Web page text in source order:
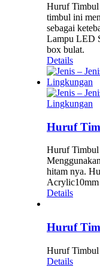
Huruf Timbul
timbul ini
sebagai
Lampu LED
box bulat.
Details
Huruf
Huruf
hitam nya.
Details
Huruf
Huruf
Details